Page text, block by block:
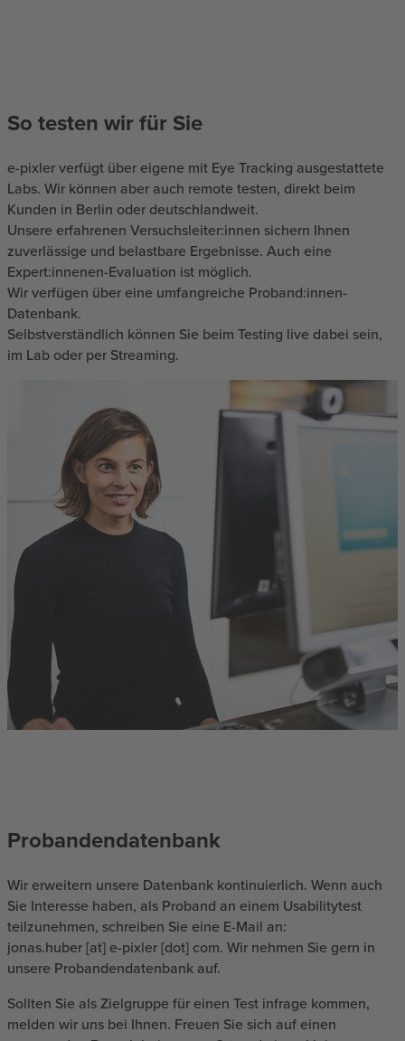
So testen wir für Sie
e-pixler verfügt über eigene mit Eye Tracking ausgestattete
Labs. Wir können aber auch remote testen, direkt beim
Kunden in Berlin oder deutschlandweit.
Unsere erfahrenen Versuchsleiter:innen sichern Ihnen
zuverlässige und belastbare Ergebnisse. Auch eine
Expert:innenen-Evaluation ist möglich.
Wir verfügen über eine umfangreiche Proband:innen-
Datenbank.
Selbstverständlich können Sie beim Testing live dabei sein,
im Lab oder per Streaming.
Probandendatenbank
Wir erweitern unsere Datenbank kontinuierlich. Wenn auch
Sie Interesse haben, als Proband an einem Usabilitytest
teilzunehmen, schreiben Sie eine E-Mail an:
jonas.huber [at] e-pixler [dot] com. Wir nehmen Sie gern in
unsere Probandendatenbank auf.
Sollten Sie als Zielgruppe für einen Test infrage kommen,
melden wir uns bei Ihnen. Freuen Sie sich auf einen